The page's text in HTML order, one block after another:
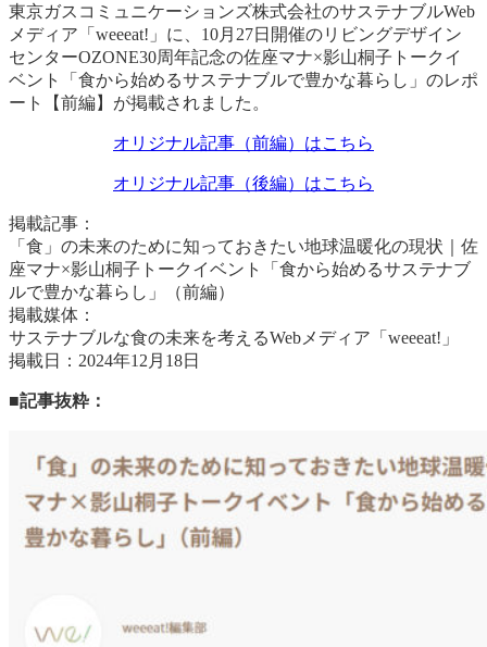
東京ガスコミュニケーションズ株式会社のサステナブルWeb
メディア「weeeat!」に、10月27日開催のリビングデザイン
センターOZONE30周年記念の佐座マナ×影山桐子トークイ
ベント「食から始めるサステナブルで豊かな暮らし」のレポ
ート【前編】が掲載されました。
オリジナル記事（前編）はこちら
オリジナル記事（後編）はこちら
掲載記事：
「食」の未来のために知っておきたい地球温暖化の現状｜佐
座マナ×影山桐子トークイベント「食から始めるサステナブ
ルで豊かな暮らし」（前編）
掲載媒体：
サステナブルな食の未来を考えるWebメディア「weeeat!」
掲載日：2024年12月18日
■記事抜粋：